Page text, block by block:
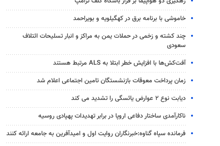
خاموشی با برنامه برق در کهگیلویه و بویراحمد
چند کشته و زخمی در حملات یمن به مراکز و انبار تسلیحات ائتلاف
سعودی
آفت‌کش‌ها با افزایش خطر ابتلا به ALS مرتبط هستند
زمان پرداخت معوقات بازنشستگان تامین اجتماعی اعلام شد
دیابت نوع ۲ عوارض یائسگی را تشدید می کند
ناکارآمدی ساختار دفاعی اروپا در برابر تهدیدات پهپادی روسیه
فرمانده سپاه گناوه:خبرنگاران روایت اول و امیدآفرین به جامعه ارائه کنند